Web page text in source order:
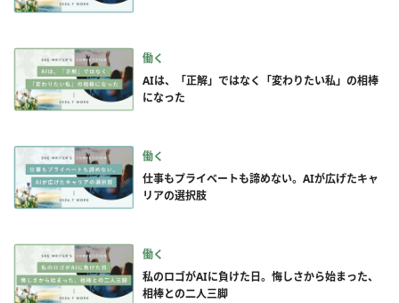
働く
AIは、「正解」ではなく「変わりたい私」の相棒
になった
働く
仕事もプライベートも諦めない。AIが広げたキャ
リアの選択肢
働く
私のロゴがAIに負けた日。悔しさから始まった、
相棒との二人三脚